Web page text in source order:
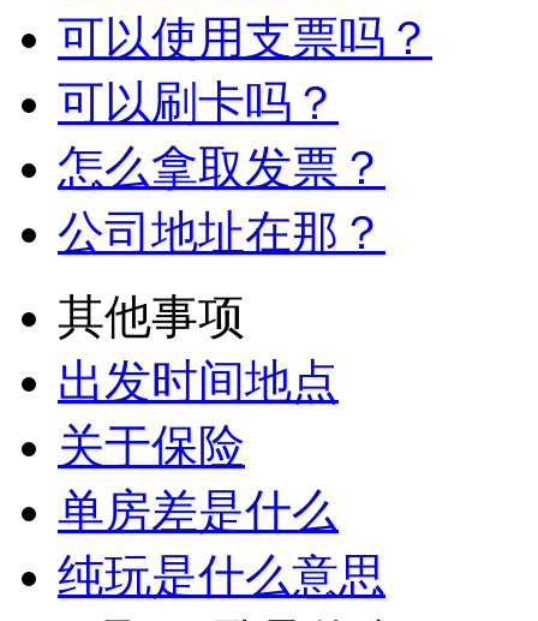
可以使用支票吗？
可以刷卡吗？
怎么拿取发票？
公司地址在那？
其他事项
出发时间地点
关于保险
单房差是什么
纯玩是什么意思